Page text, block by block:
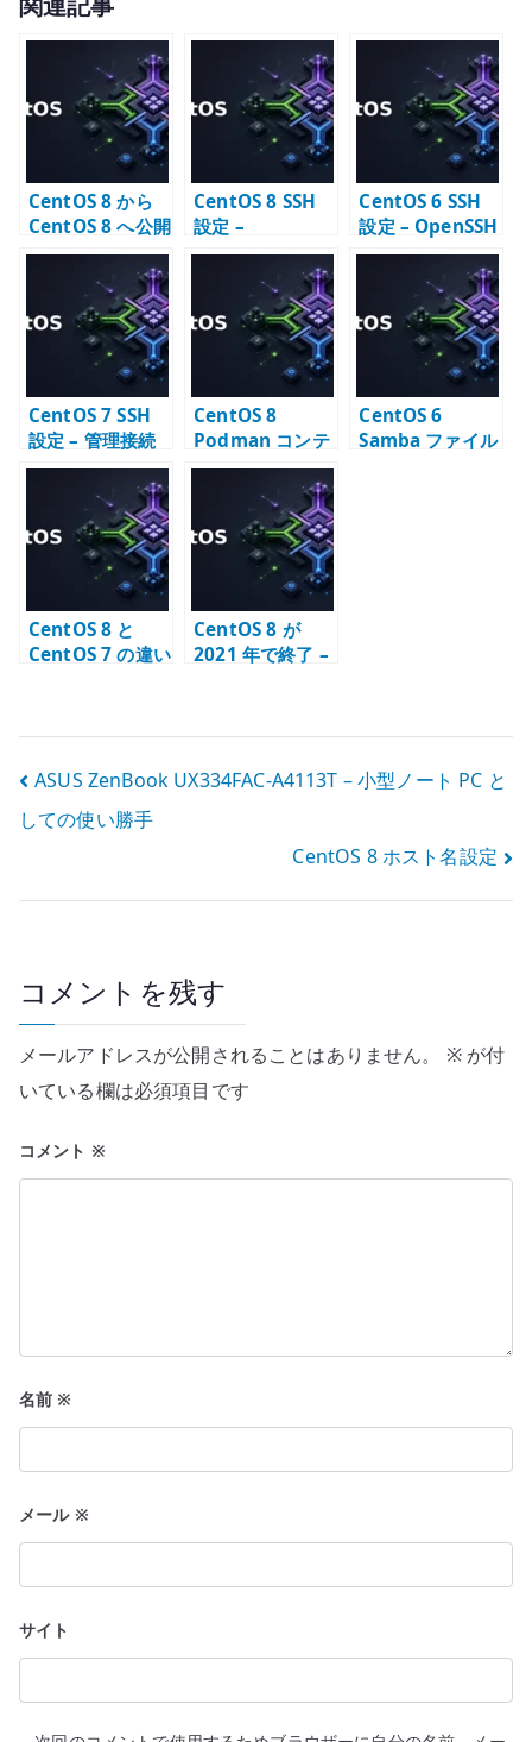
it
te
r
CentOS 8 から
CentOS 8 へ公開
鍵認証で SSH 接
CentOS 8 SSH
設定 –
sshd_config の
基本項目
CentOS 6 SSH
設定 – OpenSSH
サーバーの基本
CentOS 7 SSH
設定 – 管理接続
の基本方針
CentOS 8
Podman コンテ
ナで SSH 接続を
前提にしない理
CentOS 6
Samba ファイル
CentOS 8 と
CentOS 7 の違い
CentOS 8 が
2021 年で終了 –
投
稿
ゲ
ー
シ
ン
ASUS ZenBook UX334FAC-A4113T – 小型ノート PC と
しての使い勝手
CentOS 8 ホスト名設定
コメントを残す
メールアドレスが公開されることはありません。 ※が付
いている欄は必須項目です
コメント ※
名前※
メール ※
サイト